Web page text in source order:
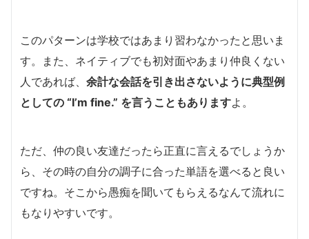
このパターンは学校ではあまり習わなかったと思いま
す。また、ネイティブでも初対面やあまり仲良くない
人であれば、 余計な会話を引き出さないように典型例
としての “I’m fine.” を言うこともありますよ。
ただ、仲の良い友達だったら正直に言えるでしょうか
ら、その時の自分の調子に合った単語を選べると良い
ですね。そこから愚痴を聞いてもらえるなんて流れに
もなりやすいです。